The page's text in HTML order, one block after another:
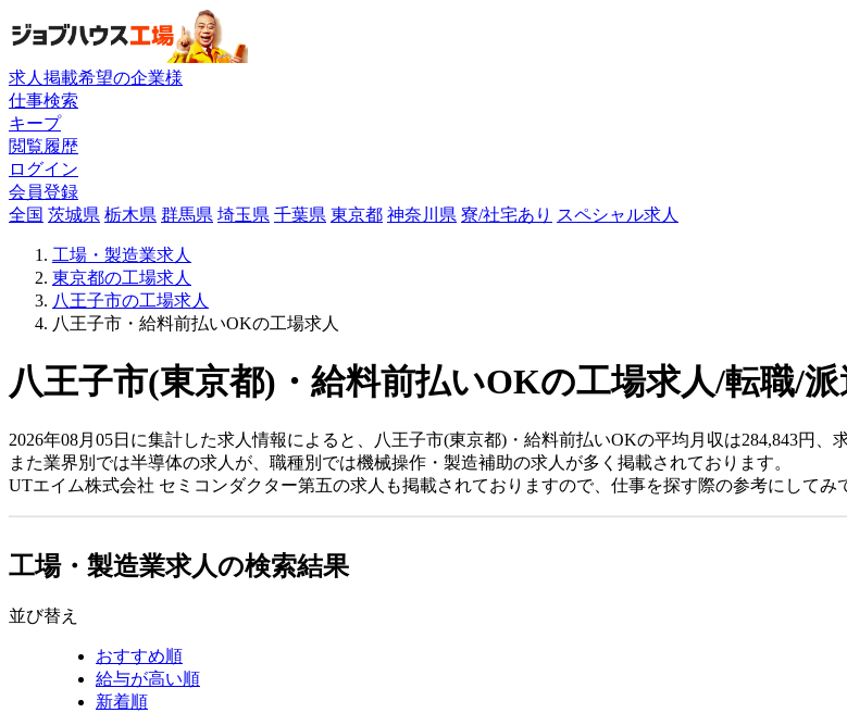
求人掲載希望の企業様
仕事検索
キープ
閲覧履歴
ログイン
会員登録
全国 茨城県 栃木県 群馬県 埼玉県 千葉県 東京都 神奈川県 寮/社宅あり スペシャル求人
工場・製造業求人
東京都の工場求人
八王子市の工場求人
八王子市・給料前払いOKの工場求人
八王子市(東京都)・給料前払いOKの工場求人/転職/派
2026年08月05日に集計した求人情報によると、八王子市(東京都)・給料前払いOKの平均月収は284,843円、
また業界別では半導体の求人が、職種別では機械操作・製造補助の求人が多く掲載されております。
UTエイム株式会社 セミコンダクター第五の求人も掲載されておりますので、仕事を探す際の参考にしてみ
工場・製造業求人の検索結果
並び替え
おすすめ順
給与が高い順
新着順